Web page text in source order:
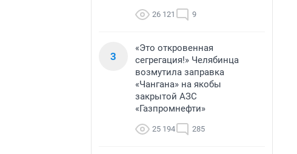
26 121 9
3
«Это откровенная
сегрегация!» Челябинца
возмутила заправка
«Чангана» на якобы
закрытой АЗС
«Газпромнефти»
25 194 285